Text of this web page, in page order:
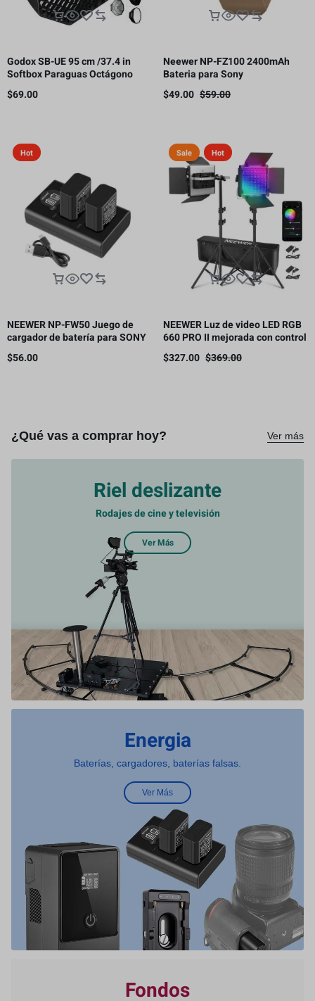
Godox SB-UE 95 cm /37.4 in
Softbox Paraguas Octágono
Bowens Mount, con rejilla de
panal
$69.00
Neewer NP-FZ100 2400mAh
Bateria para Sony
$59.00
$49.00
Hot
NEEWER NP-FW50 Juego de
cargador de batería para SONY
cámara NP-FW50 compatible
$56.00
Sale Hot
NEEWER Luz de video LED RGB
660 PRO II mejorada con control
de aplicación
$369.00
$327.00
¿Qué vas a comprar hoy? Ver más
Riel deslizante
Rodajes de cine y televisión
Ver Más
Energia
Baterías, cargadores, baterías falsas.
Ver Más
Fondos